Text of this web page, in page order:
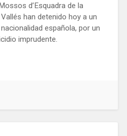
d’Esquadra de la
han detenido hoy a un
española, por un
imprudente.